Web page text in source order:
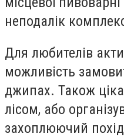
неподалік
Для любителів
можливість
джипах. Також
лісом, або
захоплюючий похід